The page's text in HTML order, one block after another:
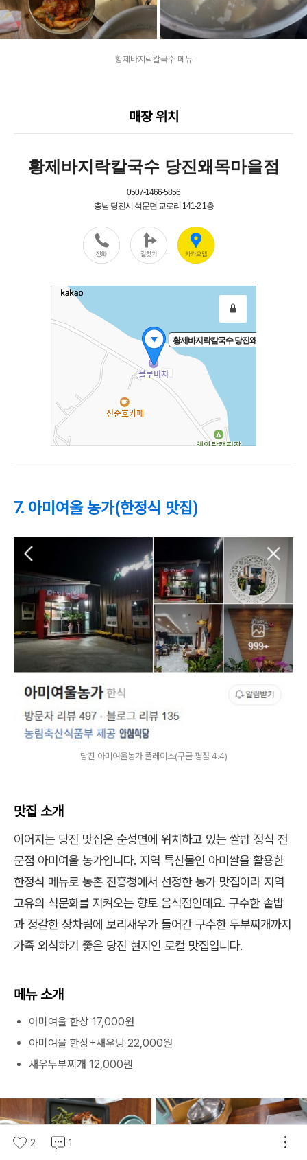
황제바지락칼국수 메뉴
매장 위치
7. 아미여울 농가(한정식 맛집)
당진 아미여울농가 플레이스(구글 평점 4.4)
맛집 소개
이어지는 당진 맛집은 순성면에 위치하고 있는 쌀밥 정식 전
문점 아미여울 농가입니다. 지역 특산물인 아미쌀을 활용한
한정식 메뉴로 농촌 진흥청에서 선정한 농가 맛집이라 지역
고유의 식문화를 지켜오는 향토 음식점인데요. 구수한 솥밥
과 정갈한 상차림에 보리새우가 들어간 구수한 두부찌개까지
가족 외식하기 좋은 당진 현지인 로컬 맛집입니다.
메뉴 소개
아미여울 한상 17,000원
아미여울 한상+새우탕 22,000원
새우두부찌개 12,000원
2 1